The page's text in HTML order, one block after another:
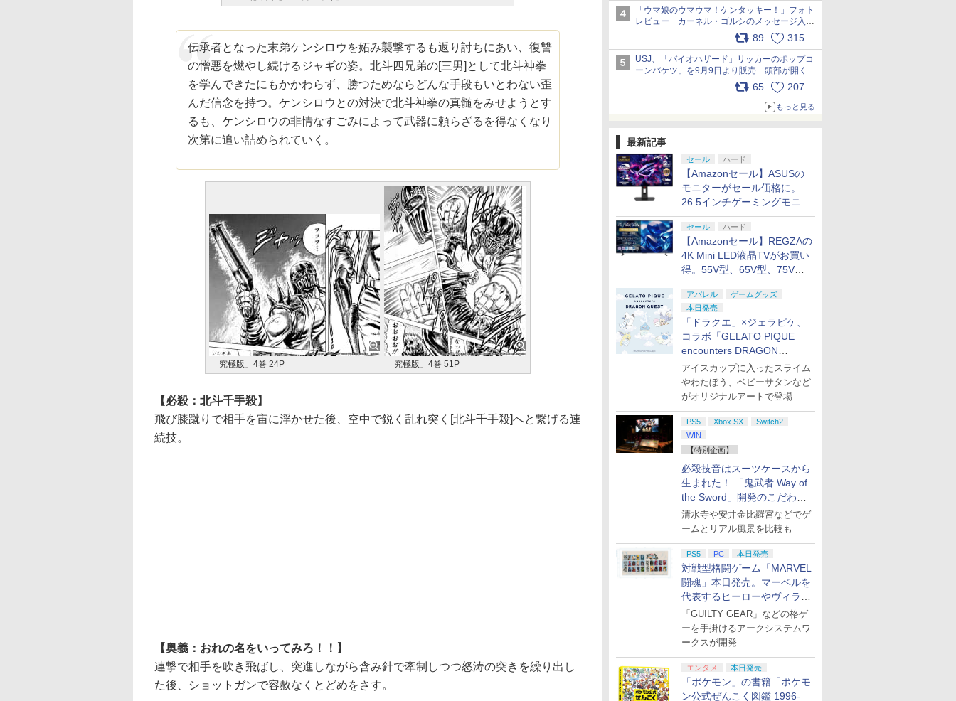
「ウマ娘のウマウマ！ケンタッキー！」フォト
レビュー カーネル・ゴルシのメッセージ入り
パッケージや描き下ろしトレカなどが登場
89 315
USJ、「バイオハザード」リッカーのポップコ
ーンバケツ」を9月9日より販売 頭部が開く仕
組み。味は恐怖を堪のう「味噌フレーバー」
65 207
もっと見る
最新記事
セール ハード
【Amazonセール】ASUSの
モニターがセール価格に。
26.5インチゲーミングモニタ
ー「ROG Strix OLED
XG27ACDMS」限定モデルも
お買い得
セール ハード
【Amazonセール】REGZAの
4K Mini LED液晶TVがお買い
得。55V型、65V型、75V型
の2026年モデルがラインナ
ップ
アパレル
ゲームグッズ
本日発売
「ドラクエ」×ジェラピケ、
コラボ「GELATO PIQUE
encounters DRAGON
QUEST」第2弾が本日発売
アイスカップに入ったスライム
やわたぼう、ベビーサタンなど
がオリジナルアートで登場
PS5 Xbox SX
Switch2
WIN
【特別企画】
必殺技音はスーツケースから
生まれた！ 「鬼武者 Way of
the Sword」開発のこだわり
を目撃！
清水寺や安井金比羅宮などでゲ
ームとリアル風景を比較も
PS5 PC 本日発売
対戦型格闘ゲーム「MARVEL
闘魂」本日発売。マーベルを
代表するヒーローやヴィラン
たちが登場
「GUILTY GEAR」などの格ゲ
ーを手掛けるアークシステムワ
ークスが開発
エンタメ 本日発売
「ポケモン」の書籍「ポケモ
ン公式ぜんこく図鑑 1996-
伝承者となった末弟ケンシロウを妬み襲撃するも返り討ちにあい、復讐
の憎悪を燃やし続けるジャギの姿。北斗四兄弟の[三男]として北斗神拳
を学んできたにもかかわらず、勝つためならどんな手段もいとわない歪
んだ信念を持つ。ケンシロウとの対決で北斗神拳の真髄をみせようとす
るも、ケンシロウの非情なすごみによって武器に頼らざるを得なくなり
次第に追い詰められていく。
「究極版」4巻 24P 「究極版」4巻 51P
【必殺：北斗千手殺】
飛び膝蹴りで相手を宙に浮かせた後、空中で鋭く乱れ突く[北斗千手殺]へと繋げる連
続技。
【奥義：おれの名をいってみろ！！】
連撃で相手を吹き飛ばし、突進しながら含み針で牽制しつつ怒涛の突きを繰り出し
た後、ショットガンで容赦なくとどめをさす。